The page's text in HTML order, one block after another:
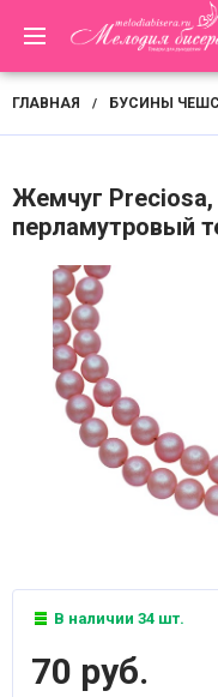
ГЛАВНАЯ / БУСИНЫ
Жемчуг Preciosa,
перламутровый
В наличии 34 шт.
70 руб.